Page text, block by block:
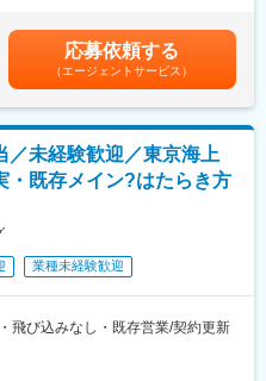
構築、開示体制整備等、希少な業
後も経営に深く関与いただけま
のお客様を中心に保険を販売・見
なります。固定給ではございます
町村の自治体・法人会・企業様が
深耕営業が主となるので飛び込み
を作る案件には事欠かない状況で
を超える多くのご契約者様やタ
で社員の平均勤続年数は15年程度
。
与補足＞※超過した時間外労働の残
回（6月・12月支給：年間2カ
スキルを考慮し決定します。決算
センティブあり(月間達成賞)賃金
、選考を通じて上下する可能性が
当を含めた表記です。
応募依頼する
（エージェントサービス）
／未経験歓迎／東京海上
・既存メイン?はたらき方
業種未経験歓迎
飛び込みなし・既存営業/契約更新